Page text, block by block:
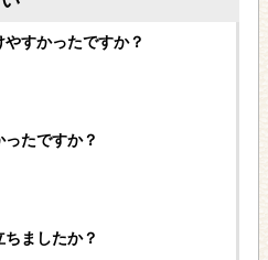
すかったですか？
たですか？
ましたか？